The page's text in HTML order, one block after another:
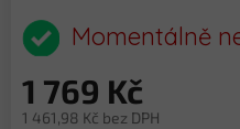
produktu
je
z
5
Momentálně
1 769 Kč
1 461,98 Kč bez DPH